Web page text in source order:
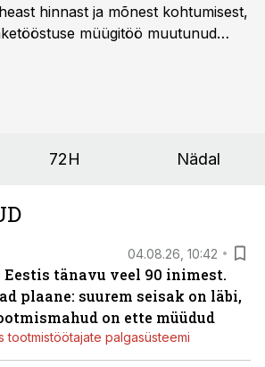
hinnast ja mõnest kohtumisest,
müügitöö muutunud
72H Nädal
04.08.26, 10:42
Eestis tänavu veel 90 inimest.
plaane: suurem seisak on läbi,
on ette müüdud
tootmistöötajate palgasüsteemi